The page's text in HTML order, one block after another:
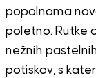
popolnoma
poletno. Rutke
nežnih
potiskov, s